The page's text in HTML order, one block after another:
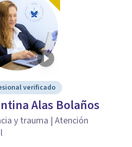
verificado
Alas Bolaños
y trauma | Atención